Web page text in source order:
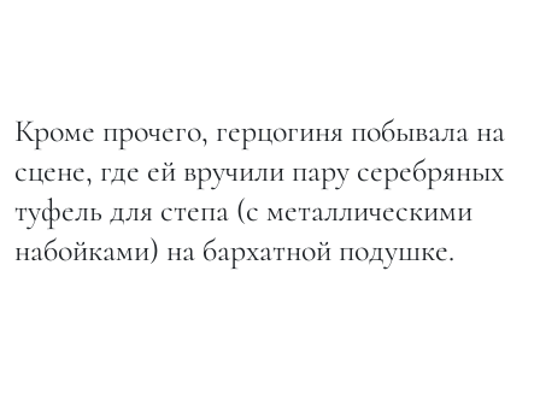
Кроме прочего, герцогиня побывала на
сцене, где ей вручили пару серебряных
туфель для степа (с металлическими
набойками) на бархатной подушке.